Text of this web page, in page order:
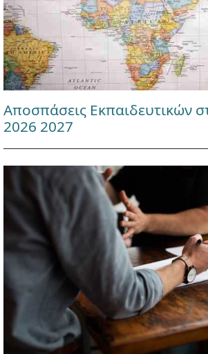
Αποσπάσεις Εκπαιδευτικών
2026 2027